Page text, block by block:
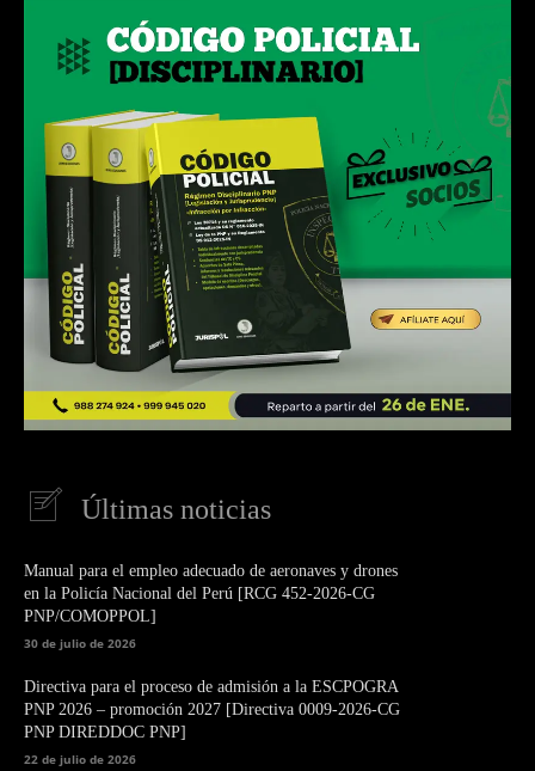
Últimas noticias
Manual para el empleo adecuado de aeronaves y drones
en la Policía Nacional del Perú [RCG 452-2026-CG
PNP/COMOPPOL]
30 de julio de 2026
Directiva para el proceso de admisión a la ESCPOGRA
PNP 2026 – promoción 2027 [Directiva 0009-2026-CG
PNP DIREDDOC PNP]
22 de julio de 2026